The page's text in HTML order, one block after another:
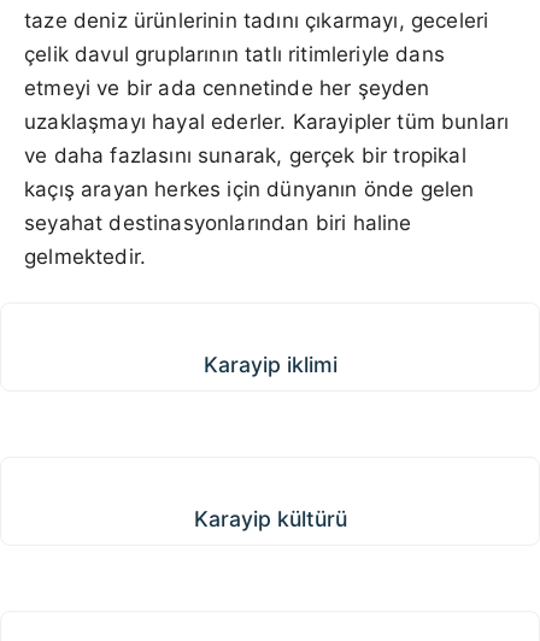
taze deniz ürünlerinin tadını çıkarmayı, geceleri
çelik davul gruplarının tatlı ritimleriyle dans
etmeyi ve bir ada cennetinde her şeyden
uzaklaşmayı hayal ederler. Karayipler tüm bunları
ve daha fazlasını sunarak, gerçek bir tropikal
kaçış arayan herkes için dünyanın önde gelen
seyahat destinasyonlarından biri haline
gelmektedir.
Karayip iklimi
Karayip kültürü